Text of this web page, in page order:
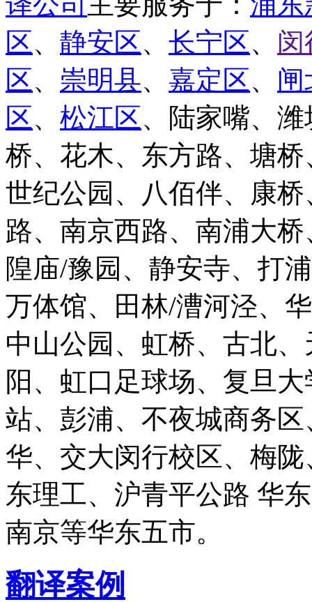
区、 静安区、 长宁区、 闵
区、 崇明县、 嘉定区、 闸
区、 松江区、陆家嘴、
桥、花木、东方路、塘
世纪公园、八佰伴、康
路、南京西路、南浦大
隍庙/豫园、静安寺、打
万体馆、田林/漕河泾、
中山公园、虹桥、古北
阳、虹口足球场、复旦
站、彭浦、不夜城商务
华、交大闵行校区、梅
东理工、沪青平公路 华
南京等华东五市。
翻译案例